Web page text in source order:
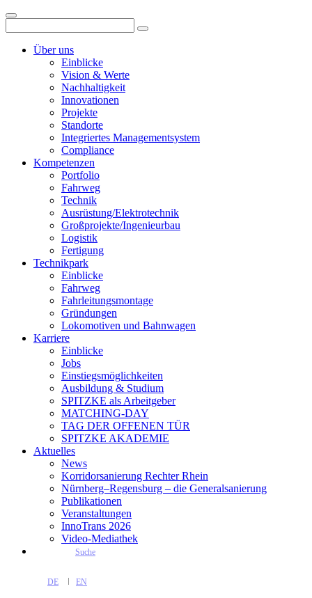
Über uns
Einblicke
Vision & Werte
Nachhaltigkeit
Innovationen
Projekte
Standorte
Integriertes Managementsystem
Compliance
Kompetenzen
Portfolio
Fahrweg
Technik
Ausrüstung/Elektrotechnik
Großprojekte/Ingenieurbau
Logistik
Fertigung
Technikpark
Einblicke
Fahrweg
Fahrleitungsmontage
Gründungen
Lokomotiven und Bahnwagen
Karriere
Einblicke
Jobs
Einstiegsmöglichkeiten
Ausbildung & Studium
SPITZKE als Arbeitgeber
MATCHING-DAY
TAG DER OFFENEN TÜR
SPITZKE AKADEMIE
Aktuelles
News
Korridorsanierung Rechter Rhein
Nürnberg–Regensburg – die Generalsanierung
Publikationen
Veranstaltungen
InnoTrans 2026
Video-Mediathek
Suche
DE EN